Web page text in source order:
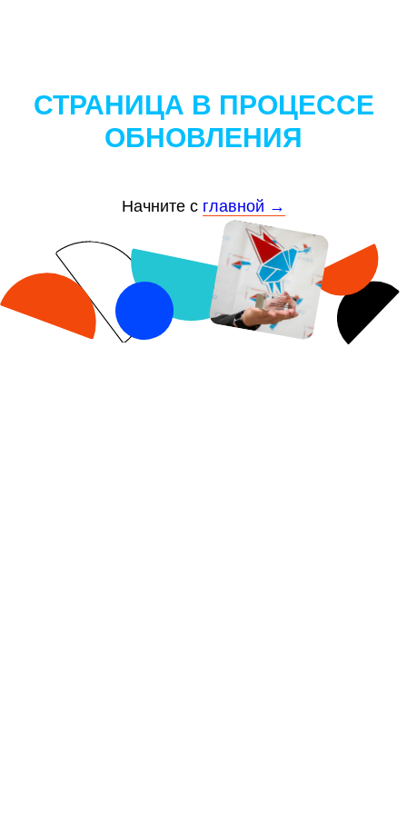
СТРАНИЦА В ПРОЦЕССЕ
ОБНОВЛЕНИЯ
Начните с главной →